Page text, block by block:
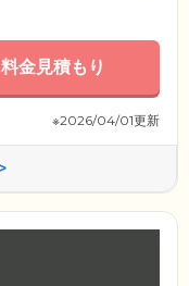
料金見積もり
※2026/04/01更新